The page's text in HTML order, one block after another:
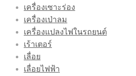
เครื่องเซาะร่อง
เครื่องเป่าลม
เครื่องแปลงไฟในรถยนต์
เร้าเตอร์
เลื่อย
เลื่อยไฟฟ้า